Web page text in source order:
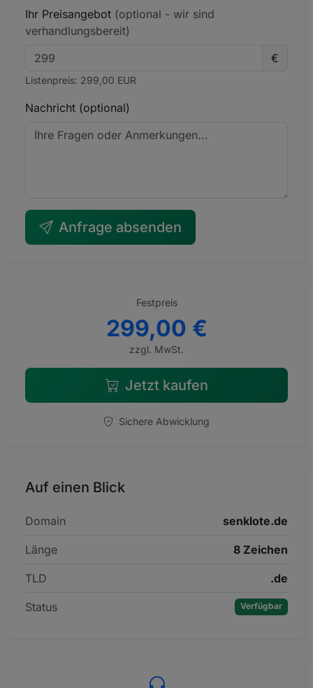
Ihr Preisangebot (optional - wir sind
verhandlungsbereit)
€
Listenpreis: 299,00 EUR
Nachricht (optional)
Anfrage absenden
Festpreis
299,00 €
zzgl. MwSt.
Jetzt kaufen
Sichere Abwicklung
Auf einen Blick
Domain senklote.de
Länge 8 Zeichen
TLD .de
Status Verfügbar